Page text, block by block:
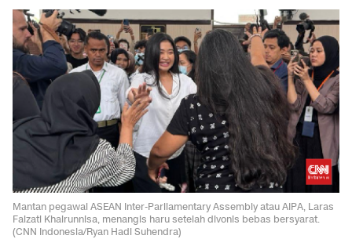
Mantan pegawai ASEAN Inter-Parliamentary Assembly atau AIPA, Laras
Faizati Khairunnisa, menangis haru setelah divonis bebas bersyarat.
(CNN Indonesia/Ryan Hadi Suhendra)